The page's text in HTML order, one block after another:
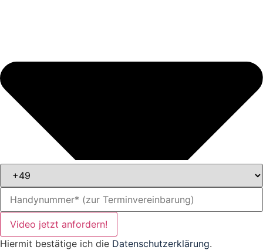
Video jetzt anfordern!
Hiermit bestätige ich die Datenschutzerklärung.